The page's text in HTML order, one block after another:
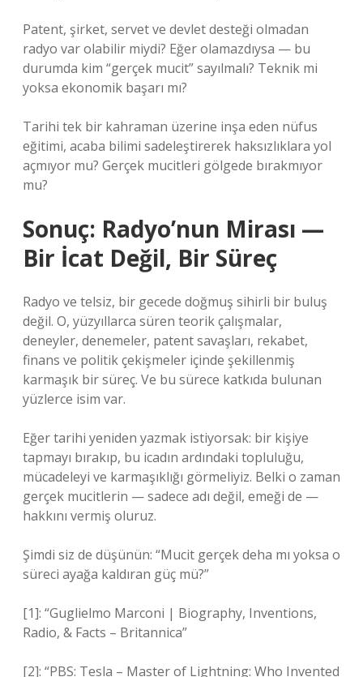
Patent, şirket, servet ve devlet desteği olmadan
radyo var olabilir miydi? Eğer olamazdıysa — bu
durumda kim “gerçek mucit” sayılmalı? Teknik mi
yoksa ekonomik başarı mı?
Tarihi tek bir kahraman üzerine inşa eden nüfus
eğitimi, acaba bilimi sadeleştirerek haksızlıklara yol
açmıyor mu? Gerçek mucitleri gölgede bırakmıyor
mu?
Sonuç: Radyo’nun Mirası —
Bir İcat Değil, Bir Süreç
Radyo ve telsiz, bir gecede doğmuş sihirli bir buluş
değil. O, yüzyıllarca süren teorik çalışmalar,
deneyler, denemeler, patent savaşları, rekabet,
finans ve politik çekişmeler içinde şekillenmiş
karmaşık bir süreç. Ve bu sürece katkıda bulunan
yüzlerce isim var.
Eğer tarihi yeniden yazmak istiyorsak: bir kişiye
tapmayı bırakıp, bu icadın ardındaki topluluğu,
mücadeleyi ve karmaşıklığı görmeliyiz. Belki o zaman
gerçek mucitlerin — sadece adı değil, emeği de —
hakkını vermiş oluruz.
Şimdi siz de düşünün: “Mucit gerçek deha mı yoksa o
süreci ayağa kaldıran güç mü?”
[1]: “Guglielmo Marconi | Biography, Inventions,
Radio, & Facts – Britannica”
[2]: “PBS: Tesla – Master of Lightning: Who Invented